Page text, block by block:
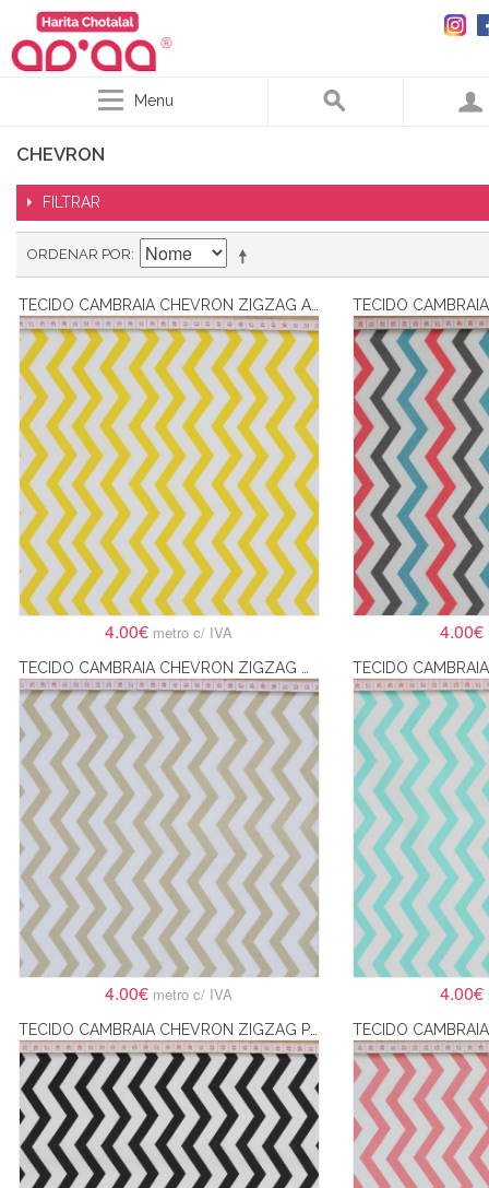
Menu
CHEVRON
FILTRAR
ORDENAR POR
4.00€ metro c/ IVA 4.00€
4.00€ metro c/ IVA 4.00€
TECIDO CAMBRAIA CHEVRON ZIGZAG PRETO E BRANCO